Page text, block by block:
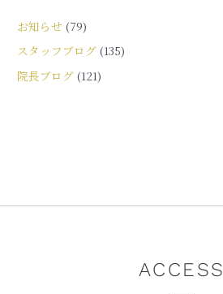
お知らせ (79)
スタッフブログ (135)
院長ブログ (121)
ACCESS